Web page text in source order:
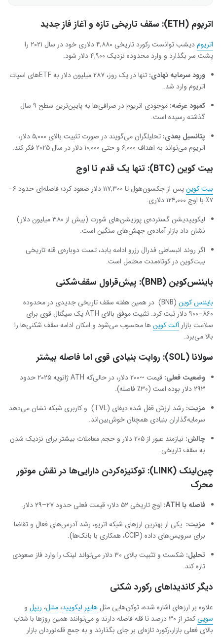
اتریوم (ETH): سقف تاریخی تازه و آغاز فاز جدید
اتریوم
دیشب توانست رکورد تاریخی ۴,۸۸۰ دلاری خود در سال ۲۰۲۱ را
پشت سر بگذارد و وارد محدوده‌ نزدیک ۴,۹۰۰ دلار شود.
ورود سرمایه نهادی:
تنها در یک روز، ۲۸۷ میلیون دلار به ETFهای اسپات
اتریوم وارد شد.
کمبود عرضه:
موجودی اتریوم در صرافی‌ها به پایین‌ترین سطح ۹ سال
گذشته رسیده است.
پتانسیل بعدی:
تحلیلگران می‌گویند در صورت تثبیت بالای ۵,۰۰۰ دلار،
اتریوم می‌تواند به اهداف ۶,۰۰۰ و حتی ۱۰,۰۰۰ دلار در سال ۲۰۲۵ فکر کند.
بیت ‌کوین (BTC): تنها یک قدم تا اوج
بیت ‌کوین
پس از جکسون‌هول تا ۱۱۷,۳۰۰ دلار صعود کرد؛ فاصله‌ای حدود ۶–
۷٪ با اوج ۱۲۴,۰۰۰ دلاری.
لیکوییدیشن گسترده‌ی پوزیشن‌های شورت (بیش از ۳۸۰ میلیون دلار)
نشان داد بازار آماده‌ی جهش‌های سنگین است.
اگر روند انبساطی فدرال رزرو ادامه یابد، تست دوباره‌ی قله تاریخی
بیت‌کوین در کوتاه‌مدت محتمل است.
بایننس‌کوین (BNB): پیش‌قراول سقف‌شکنی
بایننس کوین
(BNB) در همین هفته سقف تاریخی جدیدی در محدوده
۸۶۰–۹۰۰ دلار ثبت کرد. تثبیت موفق بالای ATH یک سیگنال قوی برای
سلامت بازارآلت‌ کوین‌ها محسوب می‌شود و امکان ادامه سقف شکنی‌ها را
بالا می‌برد.
سولانا (SOL): روایت بنیادی قوی اما فاصله بیشتر
وضعیت فعلی:
قیمت ~۲۰۰ دلار، در حالی‌که ATH ژانویه ۲۰۲۵ حدود
۲۹۳ دلار بوده است (۳۰٪ فاصله).
مزیت:
رشد ارزش قفل شده دیفای (TVL) و کاربری شبکه نشان می‌دهد
سرمایه‌گذاران بنیادی همچنان خوش‌بین‌اند.
چالش:
نیازمند عبور از ۲۰۵ دلار و حجم معاملات بیشتر برای نزدیک شدن
به سقف تاریخی.
چین‌لینک (LINK): توکنیزه‌کردن دارایی‌ها در نقش موتور
محرک
فاصله با
اوج تاریخی ۵۲ دلار؛ قیمت فعلی حدود ۲۷–۲۹ دلار.
مزیت: یکی از بهترین ارزهای شبکه اتریو، رشد آدرس‌های فعال و تقاضا
برای سرویس‌های داده (CCIP، همکاری با بانک‌ها).
تحلیل:
شکست و تثبیت بالای ۳۰ دلار می‌تواند لینک را وارد فاز صعودی
تازه کند.
دیگر کاندیداهای رکورد شکنی
علاوه بر ارزهای اشاره شده، توکن‌هایی مثلهایپر لیکویید، منتل، ریپل و‌
سویی
کمتر از ۳۰ درصد تا قله فاصله دارند و می‌توانند همین روزها با شتاب
بالای فعلی بازار،رکورد تازه‌ای بر جای بگذارند و به جمع قله‌نوردان بازار